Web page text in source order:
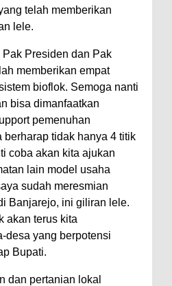
telah memberikan
lele.
Pak Presiden dan Pak
memberikan empat
bioflok. Semoga nanti
bisa dimanfaatkan
pemenuhan
berharap tidak hanya 4 titik
coba akan kita ajukan
lain model usaha
sudah meresmian
Banjarejo, ini giliran lele.
akan terus kita
desa yang berpotensi
Bupati.
dan pertanian lokal